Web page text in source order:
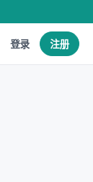
登录 注册